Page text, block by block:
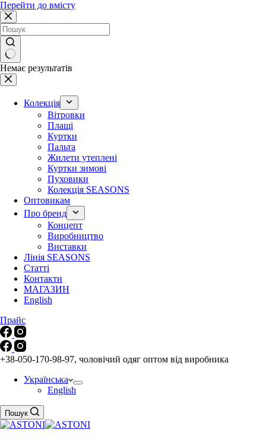
Перейти до вмісту
Немає результатів
Колекція
Вітровки
Плащі
Куртки
Пальта
Жилети утеплені
Куртки зимові
Пуховики
Колекція SEASONS
Оптовикам
Про бренд
Концепт
Виробництво
Виставки
Лінія SEASONS
Статті
Контакти
МАГАЗИН
English
Прайс
+38-050-170-98-97, чоловічий одяг оптом від виробника
Українська
English
Пошук